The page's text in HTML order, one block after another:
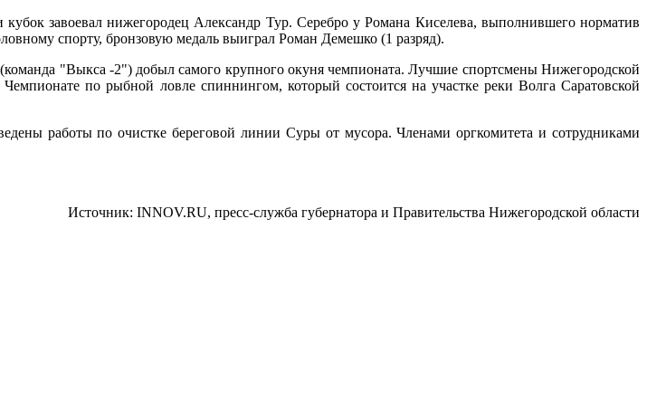
завоевал нижегородец Александр Тур. Серебро у Романа Киселева, выполнившего норматив
спорту, бронзовую медаль выиграл Роман Демешко (1 разряд).
"Выкса -2") добыл самого крупного окуня чемпионата. Лучшие спортсмены Нижегородской
по рыбной ловле спиннингом, который состоится на участке реки Волга Саратовской
работы по очистке береговой линии Суры от мусора. Членами оргкомитета и сотрудниками
Источник: INNOV.RU, пресс-служба губернатора и Правительства Нижегородской области